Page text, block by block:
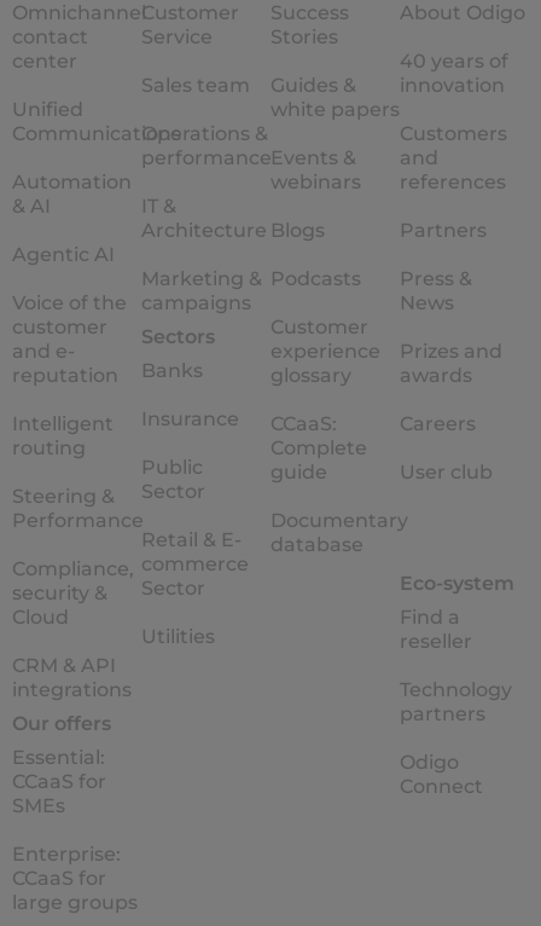
Omnichannel
contact
center
Unified
Communications
Automation
& AI
Agentic AI
Voice of the
customer
and e-
reputation
Intelligent
routing
Steering &
Performance
Compliance,
security &
Cloud
CRM & API
integrations
Our offers
Essential:
CCaaS for
SMEs
Enterprise:
CCaaS for
large groups
Customer
Service
Sales team
Operations &
performance
IT &
Architecture
Marketing &
campaigns
Sectors
Banks
Insurance
Public
Sector
Retail & E-
commerce
Sector
Utilities
Success
Stories
Guides &
white papers
Events &
webinars
Blogs
Podcasts
Customer
experience
glossary
CCaaS:
Complete
guide
Documentary
database
About Odigo
40 years of
innovation
Customers
and
references
Partners
Press &
News
Prizes and
awards
Careers
User club
Eco-system
Find a
reseller
Technology
partners
Odigo
Connect